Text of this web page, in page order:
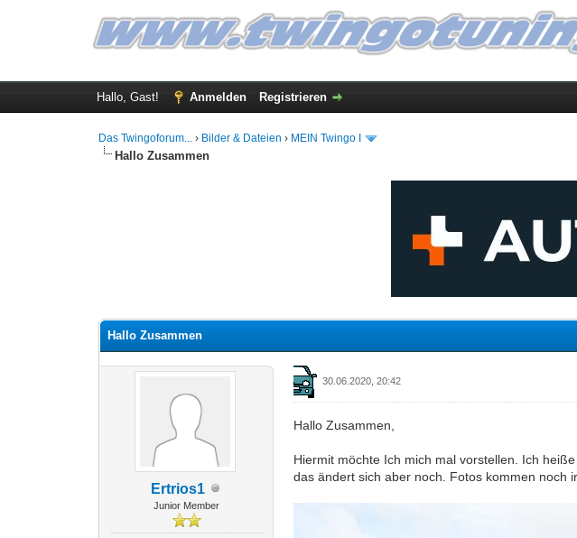
Hallo, Gast! Anmelden Registrieren
Das Twingoforum... › Bilder & Dateien › MEIN Twingo I
Hallo Zusammen
Hallo Zusammen
Ertrios1
Junior Member
30.06.2020, 20:42
Hallo Zusammen,
Hiermit möchte Ich mich mal vorstellen. Ich
das ändert sich aber noch. Fotos kommen noch